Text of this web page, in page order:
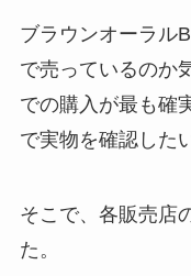
ブラウンオーラル
で売っているのか
での購入が最も確
で実物を確認した
そこで、各販売店
た。